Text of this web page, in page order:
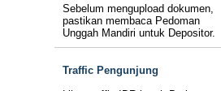
Sebelum mengupload dokumen,
pastikan membaca Pedoman
Unggah Mandiri untuk Depositor.
Traffic Pengunjung